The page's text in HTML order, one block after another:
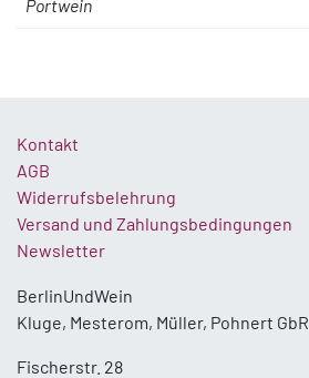
Portwein
Kontakt
AGB
Widerrufsbelehrung
Versand und Zahlungsbedingungen
Newsletter
BerlinUndWein
Kluge, Mesterom, Müller, Pohnert GbR
Fischerstr. 28